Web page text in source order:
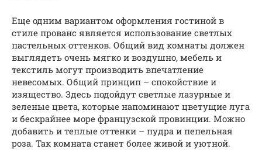
Еще одним вариантом оформления гостиной в
стиле прованс является использование светлых
пастельных оттенков. Общий вид комнаты должен
выглядеть очень мягко и воздушно, мебель и
текстиль могут производить впечатление
невесомых. Общий принцип – спокойствие и
изящество. Здесь подойдут светлые лазурные и
зеленые цвета, которые напоминают цветущие луга
и бескрайнее море французской провинции. Можно
добавить и теплые оттенки – пудра и пепельная
роза. Так комната станет более живой и уютной.